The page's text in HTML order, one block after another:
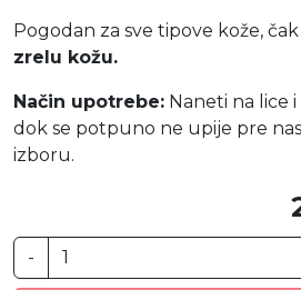
Pogodan za sve tipove kože, čak
zrelu kožu.
Način upotrebe: Naneti na lice
dok se potpuno ne upije pre
izboru.
-